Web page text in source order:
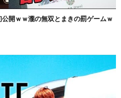
開ｗｗ瀧の無双とまきの罰ゲームｗ